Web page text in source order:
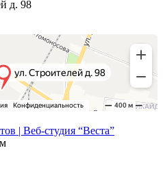
д. 98
| Веб-студия “Веста”